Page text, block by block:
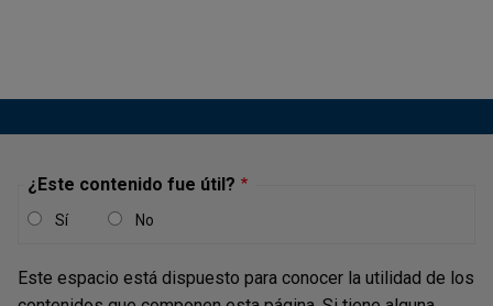
EjeCafetero, III trimestre de 2021
Publicación | VIERNES, 3 DE DICIEMBRE DE 2021
económica del Eje Cafetero tuvo incremento anual frente
al mismo período del año anterior. Se destacó la
¿Este contenido fue útil?
Sí No
Este espacio está dispuesto para conocer la utilidad de los